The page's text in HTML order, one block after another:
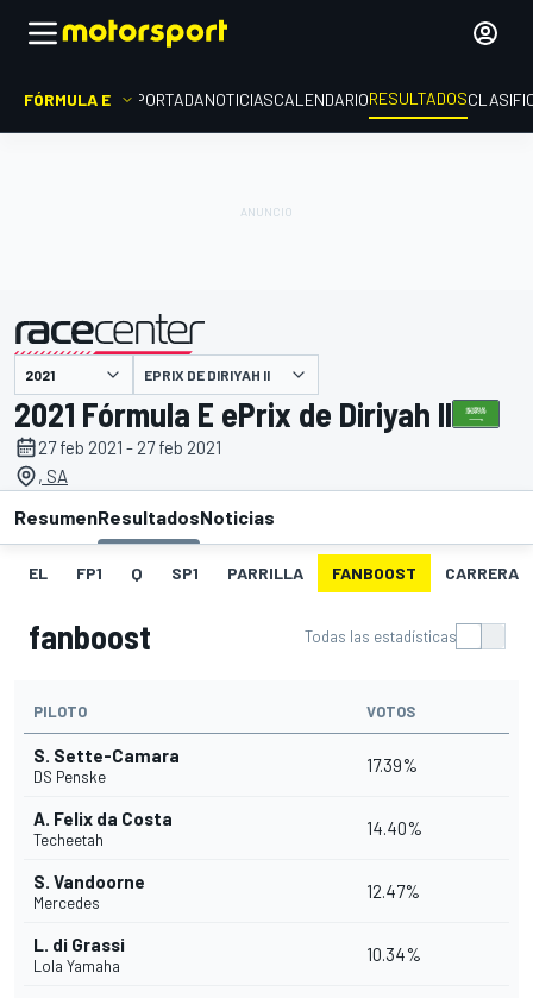
FÓRMULA E PORTADANOTICIASCALENDARIORESULTADOS
presentado por EPRIX DE DIRIYAH II
2021 Fórmula E ePrix de Diriyah II
27 feb 2021 - 27 feb 2021
, SA
ResumenResultadosNoticias
EL FP1 Q SP1 PARRILLA FANBOOST CARRERA
fanboost Todas las estadísticas
PILOTO VOTOS
S. Sette-Camara
DS Penske
17.39%
A. Felix da Costa
Techeetah
14.40%
S. Vandoorne
Mercedes
12.47%
L. di Grassi
Lola Yamaha
10.34%